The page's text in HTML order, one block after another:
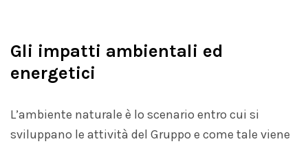
Gli impatti ambientali ed
energetici
L’ambiente naturale è lo scenario entro cui si
sviluppano le attività del Gruppo e come tale viene